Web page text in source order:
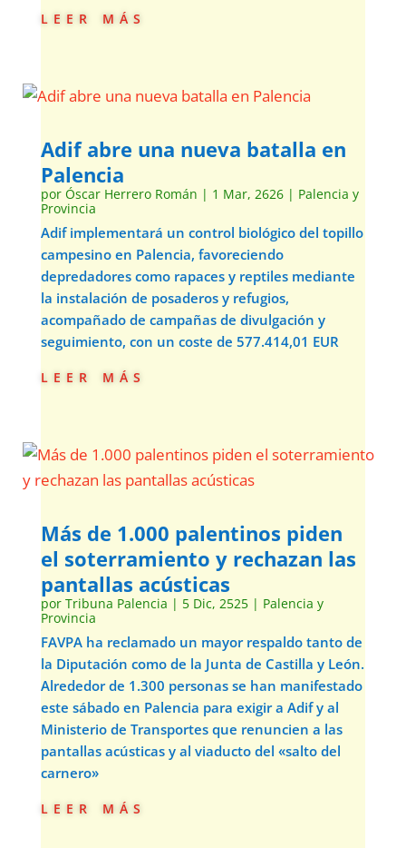
leer más
Adif abre una nueva batalla en
Palencia
por Óscar Herrero Román | 1 Mar, 2626| Palencia y
Provincia
Adif implementará un control biológico del topillo
campesino en Palencia, favoreciendo
depredadores como rapaces y reptiles mediante
la instalación de posaderos y refugios,
acompañado de campañas de divulgación y
seguimiento, con un coste de 577.414,01 EUR
leer más
Más de 1.000 palentinos piden
el soterramiento y rechazan las
pantallas acústicas
por Tribuna Palencia | 5 Dic, 2525| Palencia y
Provincia
FAVPA ha reclamado un mayor respaldo tanto de
la Diputación como de la Junta de Castilla y León.
Alrededor de 1.300 personas se han manifestado
este sábado en Palencia para exigir a Adif y al
Ministerio de Transportes que renuncien a las
pantallas acústicas y al viaducto del «salto del
carnero»
leer más